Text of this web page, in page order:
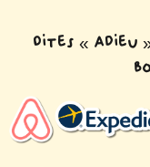
Dites « adieu